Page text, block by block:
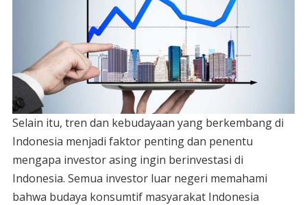
Selain itu, tren dan kebudayaan yang berkembang di
Indonesia menjadi faktor penting dan penentu
mengapa investor asing ingin berinvestasi di
Indonesia. Semua investor luar negeri memahami
bahwa budaya konsumtif masyarakat Indonesia